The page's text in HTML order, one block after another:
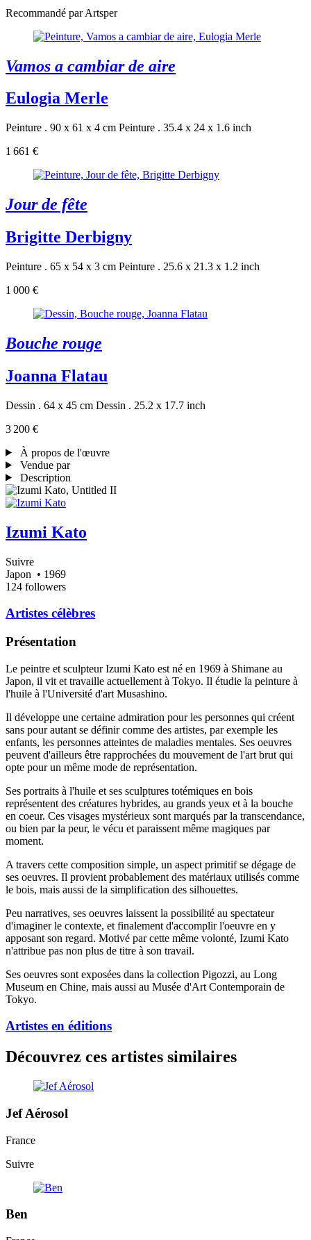
Recommandé par Artsper
Vamos a cambiar de aire
Eulogia Merle
Peinture . 90 x 61 x 4 cm Peinture . 35.4 x 24 x 1.6 inch
1 661 €
Jour de fête
Brigitte Derbigny
Peinture . 65 x 54 x 3 cm Peinture . 25.6 x 21.3 x 1.2 inch
1 000 €
Bouche rouge
Joanna Flatau
Dessin . 64 x 45 cm Dessin . 25.2 x 17.7 inch
3 200 €
À propos de l'œuvre
Vendue par
Description
Izumi Kato
Suivre
Japon • 1969
124 followers
Artistes célèbres
Présentation
Le peintre et sculpteur Izumi Kato est né en 1969 à Shimane au
Japon, il vit et travaille actuellement à Tokyo. Il étudie la peinture à
l'huile à l'Université d'art Musashino.
Il développe une certaine admiration pour les personnes qui créent
sans pour autant se définir comme des artistes, par exemple les
enfants, les personnes atteintes de maladies mentales. Ses oeuvres
peuvent d'ailleurs être rapprochées du mouvement de l'art brut qui
opte pour un même mode de représentation.
Ses portraits à l'huile et ses sculptures totémiques en bois
représentent des créatures hybrides, au grands yeux et à la bouche
en coeur. Ces visages mystérieux sont marqués par la transcendance,
ou bien par la peur, le vécu et paraissent même magiques par
moment.
A travers cette composition simple, un aspect primitif se dégage de
ses oeuvres. Il provient probablement des matériaux utilisés comme
le bois, mais aussi de la simplification des silhouettes.
Peu narratives, ses oeuvres laissent la possibilité au spectateur
d'imaginer le contexte, et finalement d'accomplir l'oeuvre en y
apposant son regard. Motivé par cette même volonté, Izumi Kato
n'attribue pas non plus de titre à son travail.
Ses oeuvres sont exposées dans la collection Pigozzi, au Long
Museum en Chine, mais aussi au Musée d'Art Contemporain de
Tokyo.
Artistes en éditions
Découvrez ces artistes similaires
Jef Aérosol
France
Suivre
Ben